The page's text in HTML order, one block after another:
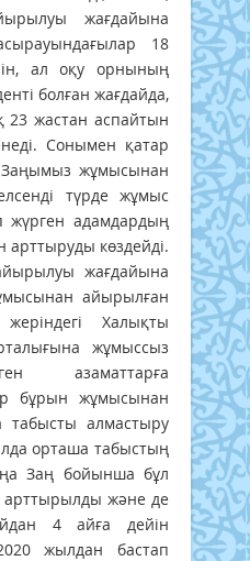
жағдайына
18
ал оқу орнының
болған жағдайда,
23 жастан аспайтын
Сонымен қатар
жұмысынан
түрде жұмыс
жүрген адамдардың
арттыруды көздейді.
жағдайына
айырылған
Халықты
жұмыссыз
азаматтарға
бұрын жұмысынан
алмастыру
орташа табыстың
Заң бойынша бұл
арттырылды және де
4 айға дейін
жылдан бастап